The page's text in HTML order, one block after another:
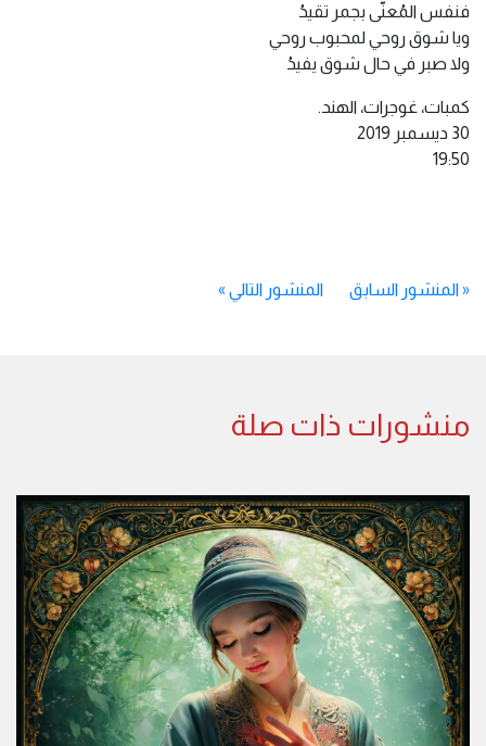
فنفس المُعنَّى بجمر تقيدُ
ويا شوق روحي لمحبوب روحي
ولا صبر في حال شوق يفيدُ
كمبات، غوجرات، الهند.
30 ديسمبر 2019
19:50
«المنشور السابق المنشور التالي »
منشورات ذات صلة